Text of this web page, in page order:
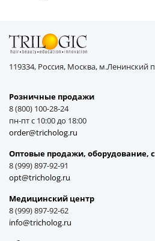
119334, Россия, Москва, м.Ленинский
Розничные продажи
8 (800) 100-28-24
пн-пт с 10:00 до 18:00
order@tricholog.ru
Оптовые продажи, оборудование,
8 (999) 897-92-91
opt@tricholog.ru
Медицинский центр
8 (999) 897-92-62
info@tricholog.ru